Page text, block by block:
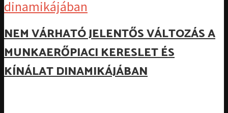
NEM VÁRHATÓ JELENTŐS VÁLTOZÁS A
MUNKAERŐPIACI KERESLET ÉS
KÍNÁLAT DINAMIKÁJÁBAN